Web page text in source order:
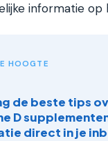
informatie op
HOOGTE
de beste tips
D
direct in je